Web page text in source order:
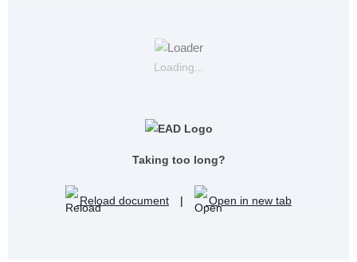
Loading...
Taking too long?
Reload document | Open in new tab